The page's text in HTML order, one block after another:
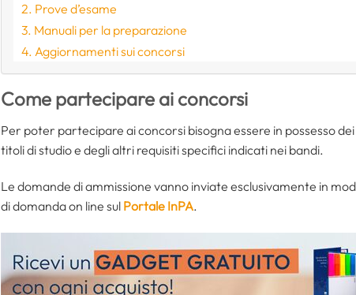
Prove d’esame
Manuali per la preparazione
Aggiornamenti sui concorsi
Come partecipare ai concorsi
Per poter partecipare ai concorsi bisogna essere in possesso dei
titoli di studio e degli altri requisiti specifici indicati nei bandi.
Le domande di ammissione vanno inviate esclusivamente in
di domanda on line sul Portale InPA.